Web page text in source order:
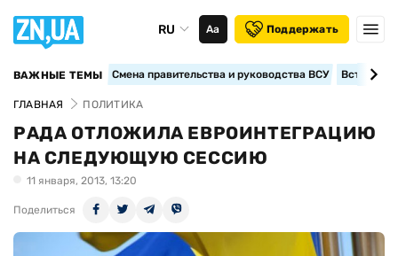
RU Аа Поддержать
ВАЖНЫЕ ТЕМЫ Смена правительства и руководства ВСУ
ГЛАВНАЯ ПОЛИТИКА
РАДА ОТЛОЖИЛА ЕВРОИНТЕГРАЦИЮ
НА СЛЕДУЮЩУЮ СЕССИЮ
11 января, 2013, 13:20
Поделиться